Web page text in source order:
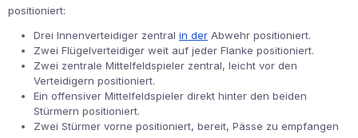
positioniert:
Drei Innenverteidiger zentral in der Abwehr positioniert.
Zwei Flügelverteidiger weit auf jeder Flanke positioniert.
Zwei zentrale Mittelfeldspieler zentral, leicht vor den
Verteidigern positioniert.
Ein offensiver Mittelfeldspieler direkt hinter den beiden
Stürmern positioniert.
Zwei Stürmer vorne positioniert, bereit, Pässe zu empfangen